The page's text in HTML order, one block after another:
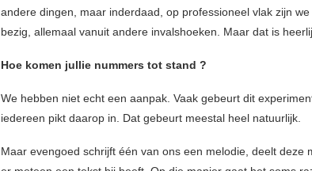
andere dingen, maar inderdaad, op professioneel vlak zijn
bezig, allemaal vanuit andere invalshoeken. Maar dat is
Hoe komen jullie nummers tot stand ?
We hebben niet echt een aanpak. Vaak gebeurt dit
iedereen pikt daarop in. Dat gebeurt meestal heel natuurlijk.
Maar evengoed schrijft één van ons een melodie, deelt deze